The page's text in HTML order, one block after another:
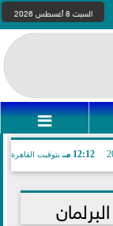
السبت 8 أغسطس 2026

12:12 مـ بتوقيت القاهرة